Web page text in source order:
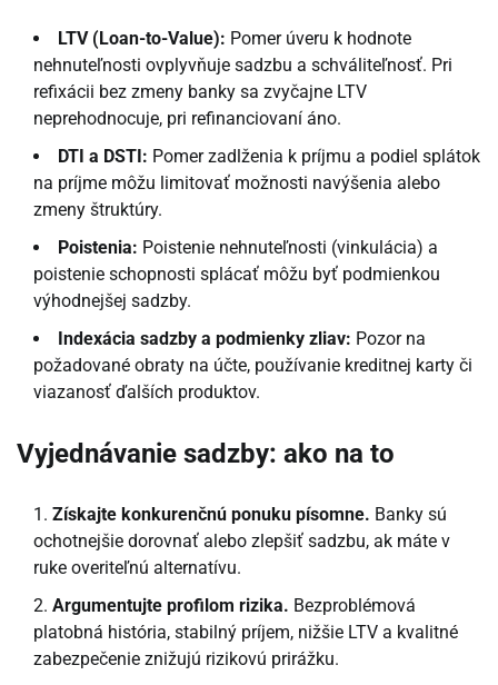
LTV (Loan-to-Value): Pomer úveru k hodnote
nehnuteľnosti ovplyvňuje sadzbu a schváliteľnosť. Pri
refixácii bez zmeny banky sa zvyčajne LTV
neprehodnocuje, pri refinanciovaní áno.
DTI a DSTI: Pomer zadlženia k príjmu a podiel splátok
na príjme môžu limitovať možnosti navýšenia alebo
zmeny štruktúry.
Poistenia: Poistenie nehnuteľnosti (vinkulácia) a
poistenie schopnosti splácať môžu byť podmienkou
výhodnejšej sadzby.
Indexácia sadzby a podmienky zliav: Pozor na
požadované obraty na účte, používanie kreditnej karty či
viazanosť ďalších produktov.
Vyjednávanie sadzby: ako na to
Získajte konkurenčnú ponuku písomne. Banky sú
ochotnejšie dorovnať alebo zlepšiť sadzbu, ak máte v
ruke overiteľnú alternatívu.
Argumentujte profilom rizika. Bezproblémová
platobná história, stabilný príjem, nižšie LTV a kvalitné
zabezpečenie znižujú rizikovú prirážku.